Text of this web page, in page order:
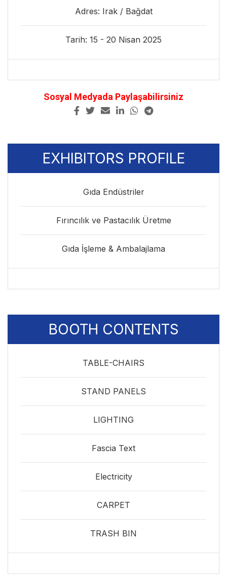
Adres: Irak / Bağdat
Tarih: 15 - 20 Nisan 2025
Sosyal Medyada Paylaşabilirsiniz
EXHIBITORS PROFILE
Gıda Endüstriler
Fırıncılık ve Pastacılık Üretme
Gıda İşleme & Ambalajlama
BOOTH CONTENTS
TABLE-CHAIRS
STAND PANELS
LIGHTING
Fascia Text
Electricity
CARPET
TRASH BIN